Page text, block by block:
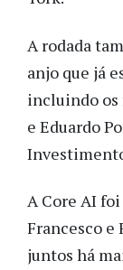
A rodada
anjo que já
incluindo os
e Eduardo
A Core AI
Francesco e
juntos há